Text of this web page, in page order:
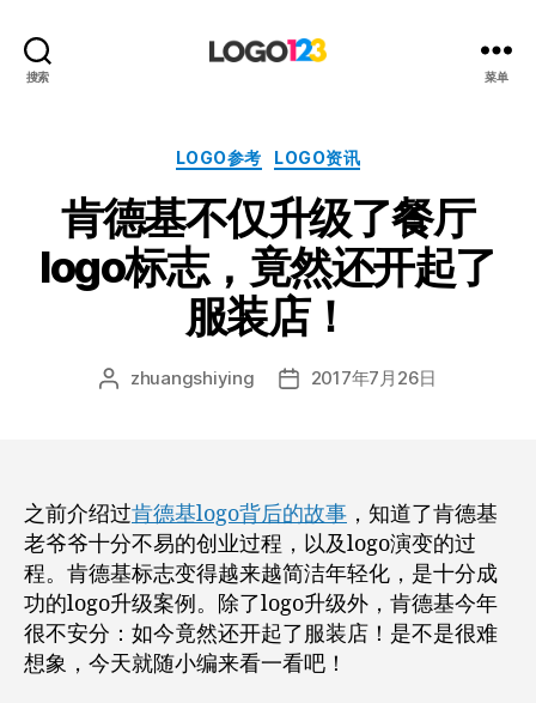
搜索
设
计
博
客
菜单
分
LOGO参考 LOGO资讯
肯德基不仅升级了餐厅
logo标志，竟然还开起了
服装店！
文 zhuangshiying
发 2017年7月26日
之前介绍过肯德基logo背后的故事 ，知道了肯德基
老爷爷十分不易的创业过程，以及logo演变的过
程。肯德基标志变得越来越简洁年轻化，是十分成
功的logo升级案例。除了logo升级外，肯德基今年
很不安分：如今竟然还开起了服装店！是不是很难
想象，今天就随小编来看一看吧！